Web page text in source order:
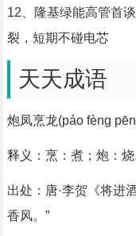
12、隆基绿能高管首
裂，短期不碰电芯
天天成语
炮凤烹龙(páo fèng
释义：烹：煮；炮：
出处：唐·李贺《将进
香风。”